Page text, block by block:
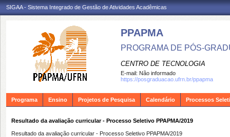
SIGAA - Sistema Integrado de Gestão de Atividades Acadêmicas
PPAPMA
PROGRAMA DE PÓS-
CENTRO DE TECNOLOGIA
E-mail: Não informado
https://posgraduacao.ufrn.br/ppapma
Programa Ensino Projetos de Pesquisa Calendário Processos
Resultado da avaliação curricular - Processo Seletivo PPAPMA/2019
Resultado da avaliação curricular - Processo Seletivo PPAPMA/2019